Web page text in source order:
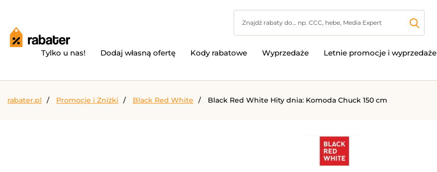
Tylko u nas! Dodaj własną ofertę Kody rabatowe Wyprzedaże Letnie promocje i wyprzedaże
rabater.pl Promocje i Zniżki Black Red White Black Red White Hity dnia: Komoda Chuck 150 cm